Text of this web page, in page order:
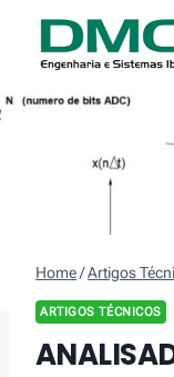
content
Home/Artigos
ARTIGOS TÉCNICOS